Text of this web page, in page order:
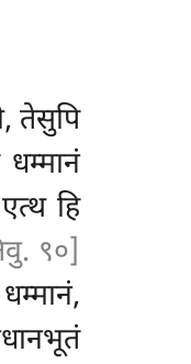
तेसुपि
हि
९०]